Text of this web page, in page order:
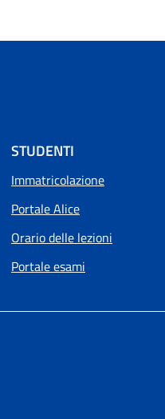
STUDENTI
Immatricolazione
Portale Alice
Orario delle lezioni
Portale esami